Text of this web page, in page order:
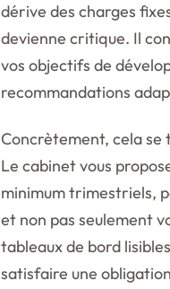
dérive des charges
devienne critique. Il
vos objectifs de
recommandations
Concrètement, cela
Le cabinet vous
minimum trimestriels,
et non pas seulement
tableaux de bord
satisfaire une